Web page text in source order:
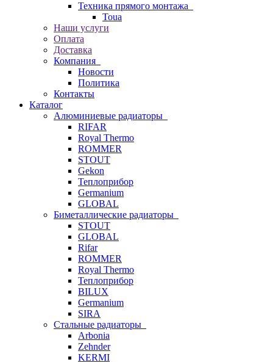
Техника прямого монтажа
Toua
Наши услуги
Оплата
Доставка
Компания
Новости
Политика
Контакты
Каталог
Алюминиевые радиаторы
RIFAR
Royal Thermo
ROMMER
STOUT
Gekon
Теплоприбор
Germanium
GLOBAL
Биметаллические радиаторы
STOUT
GLOBAL
Rifar
ROMMER
Royal Thermo
Теплоприбор
BILUX
Germanium
SIRA
Стальные радиаторы
Arbonia
Zehnder
KERMI